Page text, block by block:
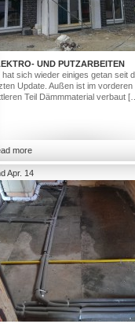
UND PUTZARBEITEN
hat sich wieder einiges getan seit
Update. Außen ist im vorderen
Teil Dämmmaterial verbaut
more
Apr. 14